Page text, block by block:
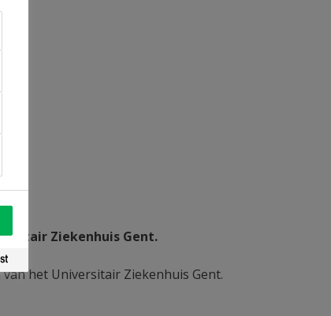
Ziekenhuis Gent.
het Universitair Ziekenhuis Gent.